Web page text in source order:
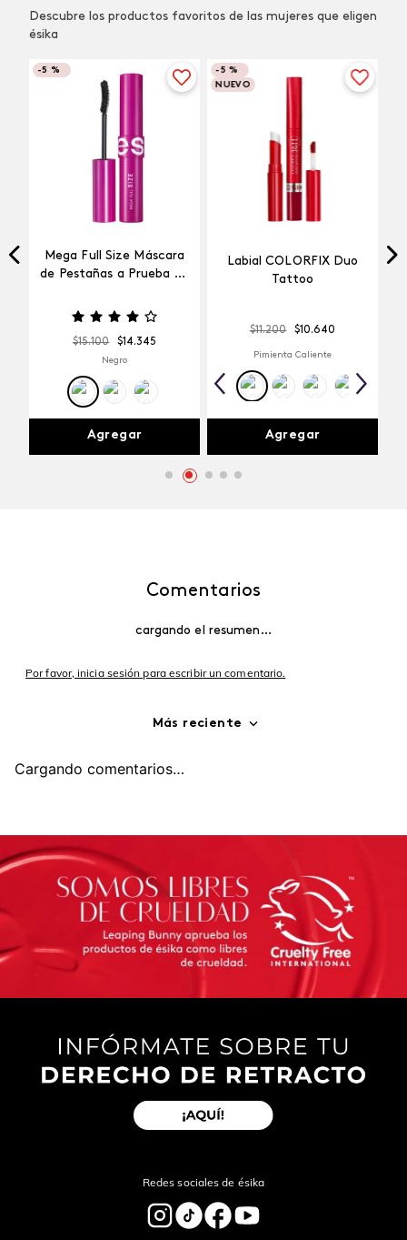
Descubre los productos favoritos de las mujeres que eligen
ésika
-5 %
Mega Full Size Máscara
de Pestañas a Prueba de
$15.100 $14.345
Negro
Agregar
-5 %
NUEVO
Labial COLORFIX Duo
Tattoo
$11.200 $10.640
Pimienta Caliente
Agregar
Comentarios
cargando el resumen…
Por favor, inicia sesión para escribir un comentario.
Más reciente
Cargando comentarios…
Redes sociales de ésika